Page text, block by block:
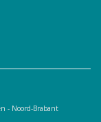
- Noord-Brabant